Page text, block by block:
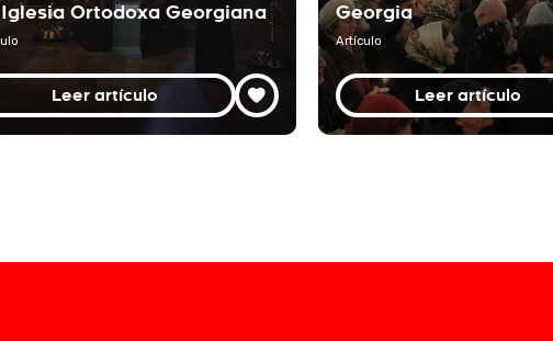
Ortodoxa Georgiana
Leer artículo
Georgia
Artículo
Leer artículo